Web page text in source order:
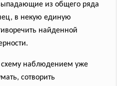
из общего ряда
в некую единую
найденной
наблюдением уже
сотворить